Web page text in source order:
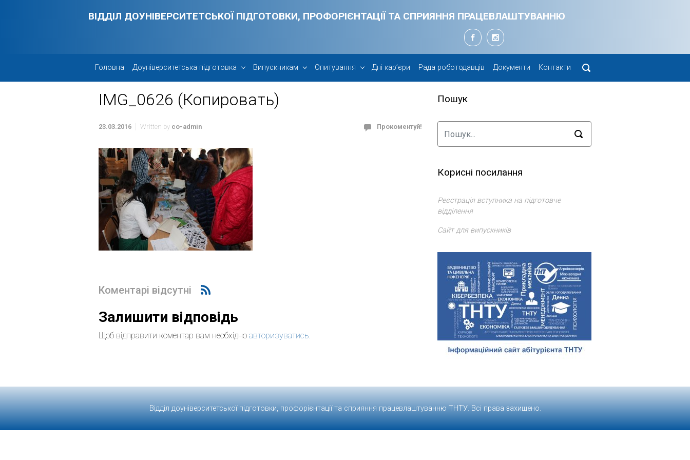
ВІДДІЛ ДОУНІВЕРСИТЕТСЬКОЇ ПІДГОТОВКИ, ПРОФОРІЄНТАЦІЇ ТА СПРИЯННЯ ПРАЦЕВЛАШТУВАННЮ
Головна Доуніверситетська підготовка Випускникам Опитування Дні кар’єри Рада роботодавців Документи Контакти
IMG_0626 (Копировать)
23.03.2016 Written by co-admin Прокоментуй!
Коментарі відсутні
Залишити відповідь
Щоб відправити коментар вам необхідно авторизуватись.
Пошук
Корисні посилання
Реєстрація вступника на підготовче
відділення
Сайт для випускників
Відділ доуніверситетської підготовки, профорієнтації та сприяння працевлаштуванню ТНТУ. Всі права захищено.